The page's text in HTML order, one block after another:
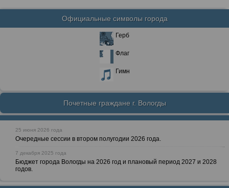
Официальные символы города
Герб
Флаг
Гимн
Почетные граждане г. Вологды
25 июня 2026 года
Очередные сессии в втором полугодии 2026 года.
7 декабря 2025 года
Бюджет города Вологды на 2026 год и плановый период 2027 и 2028
годов.